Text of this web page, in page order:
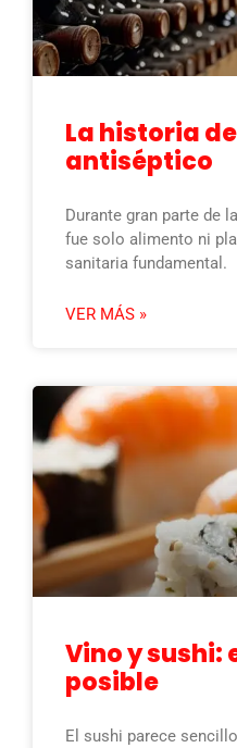
La historia
antiséptico
Durante gran parte de
fue solo alimento ni
sanitaria fundamental.
VER MÁS »
Vino y sushi:
posible
El sushi parece